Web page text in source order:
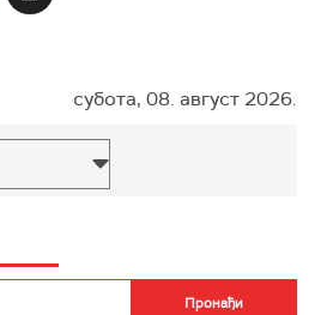
субота, 08. август 2026.